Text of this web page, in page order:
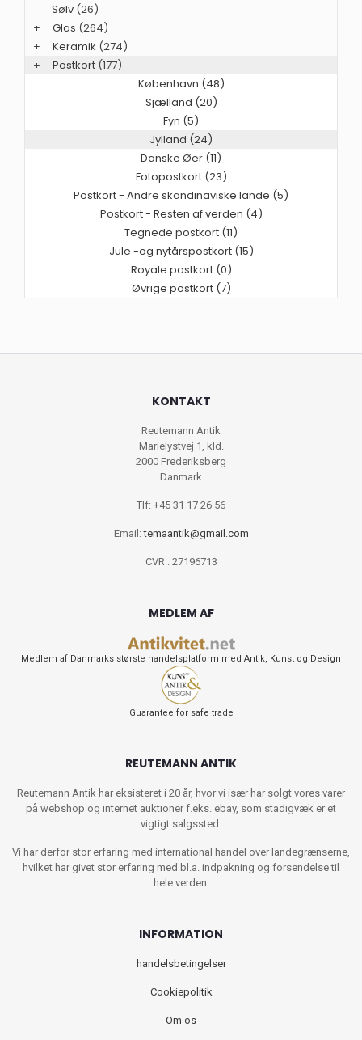
Sølv (26)
+
Glas (264)
+
Keramik (274)
+
Postkort (177)
København (48)
Sjælland (20)
Fyn (5)
Jylland (24)
Danske Øer (11)
Fotopostkort (23)
Postkort - Andre skandinaviske lande (5)
Postkort - Resten af verden (4)
Tegnede postkort (11)
Jule -og nytårspostkort (15)
Royale postkort (0)
Øvrige postkort (7)
KONTAKT
Reutemann Antik
Marielystvej 1, kld.
2000 Frederiksberg
Danmark
Tlf: +45 31 17 26 56
Email:temaantik@gmail.com
CVR : 27196713
MEDLEM AF
Medlem af Danmarks største handelsplatform med Antik, Kunst og Design
Guarantee for safe trade
REUTEMANN ANTIK
Reutemann Antik har eksisteret i 20 år, hvor vi især har solgt vores varer
på webshop og internet auktioner f.eks. ebay, som stadigvæk er et
vigtigt salgssted.
Vi har derfor stor erfaring med international handel over landegrænserne,
hvilket har givet stor erfaring med bl.a. indpakning og forsendelse til
hele verden.
INFORMATION
handelsbetingelser
Cookiepolitik
Om os